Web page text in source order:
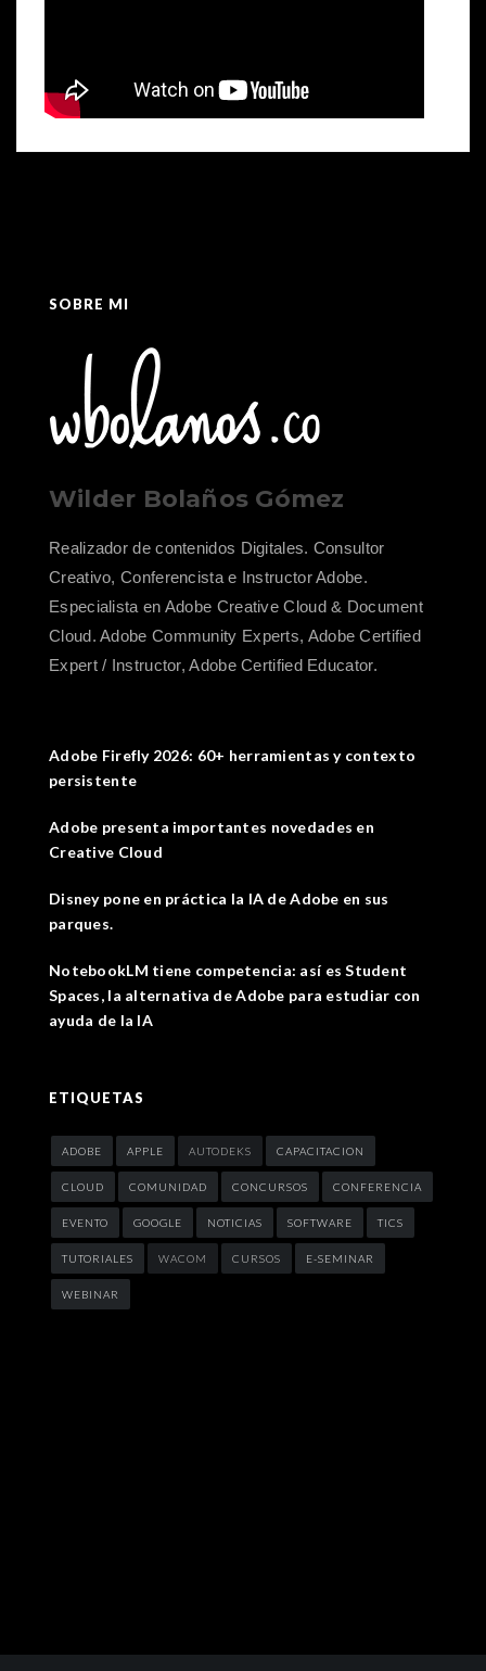
SOBRE MI
Wilder Bolaños Gómez
Realizador de contenidos Digitales. Consultor
Creativo, Conferencista e Instructor Adobe.
Especialista en Adobe Creative Cloud & Document
Cloud. Adobe Community Experts, Adobe Certified
Expert / Instructor, Adobe Certified Educator.
Adobe Firefly 2026: 60+ herramientas y contexto
persistente
Adobe presenta importantes novedades en
Creative Cloud
Disney pone en práctica la IA de Adobe en sus
parques.
NotebookLM tiene competencia: así es Student
Spaces, la alternativa de Adobe para estudiar con
ayuda de la IA
ETIQUETAS
ADOBE APPLE AUTODEKS CAPACITACION
CLOUD COMUNIDAD CONCURSOS CONFERENCIA
EVENTO GOOGLE NOTICIAS SOFTWARE TICS
TUTORIALES WACOM CURSOS E-SEMINAR
WEBINAR